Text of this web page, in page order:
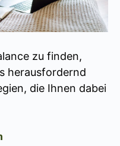
zu finden,
herausfordernd
die Ihnen dabei